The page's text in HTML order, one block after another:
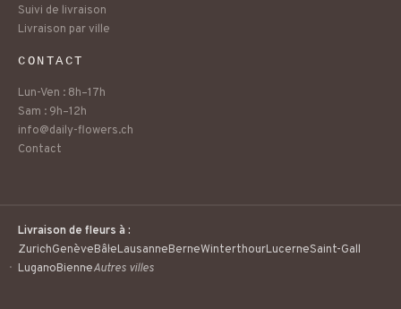
Suivi de livraison
Livraison par ville
CONTACT
Lun-Ven : 8h–17h
Sam : 9h–12h
info@daily-flowers.ch
Contact
Livraison de fleurs à :
ZurichGenèveBâleLausanneBerneWinterthourLucerneSaint-Gall
LuganoBienneAutres villes